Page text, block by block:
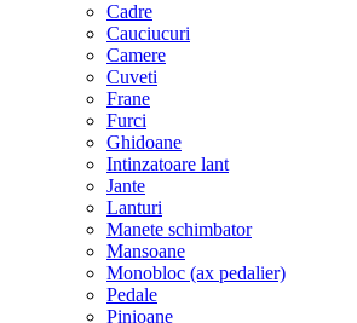
Cadre
Cauciucuri
Camere
Cuveti
Frane
Furci
Ghidoane
Intinzatoare lant
Jante
Lanturi
Manete schimbator
Mansoane
Monobloc (ax pedalier)
Pedale
Pinioane